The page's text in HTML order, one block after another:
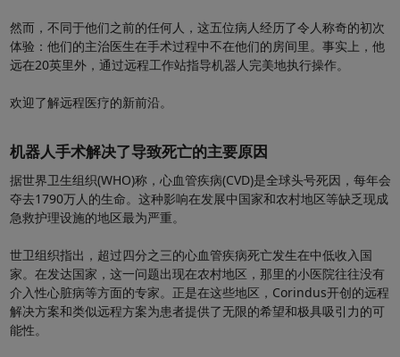
然而，不同于他们之前的任何人，这五位病人经历了令人称奇的初次
体验：他们的主治医生在手术过程中不在他们的房间里。事实上，他
远在20英里外，通过远程工作站指导机器人完美地执行操作。
欢迎了解远程医疗的新前沿。
机器人手术解决了导致死亡的主要原因
据世界卫生组织(WHO)称，心血管疾病(CVD)是全球头号死因，每年会
夺去1790万人的生命。这种影响在发展中国家和农村地区等缺乏现成
急救护理设施的地区最为严重。
世卫组织指出，超过四分之三的心血管疾病死亡发生在中低收入国
家。在发达国家，这一问题出现在农村地区，那里的小医院往往没有
介入性心脏病等方面的专家。正是在这些地区，Corindus开创的远程
解决方案和类似远程方案为患者提供了无限的希望和极具吸引力的可
能性。